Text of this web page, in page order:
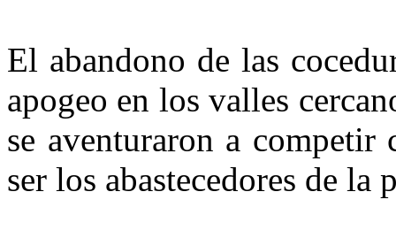
El abandono de las
apo­geo en los valles
se aven­turaron a
ser los abas­tecedores de la